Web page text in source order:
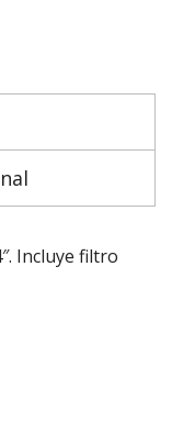
Incluye filtro